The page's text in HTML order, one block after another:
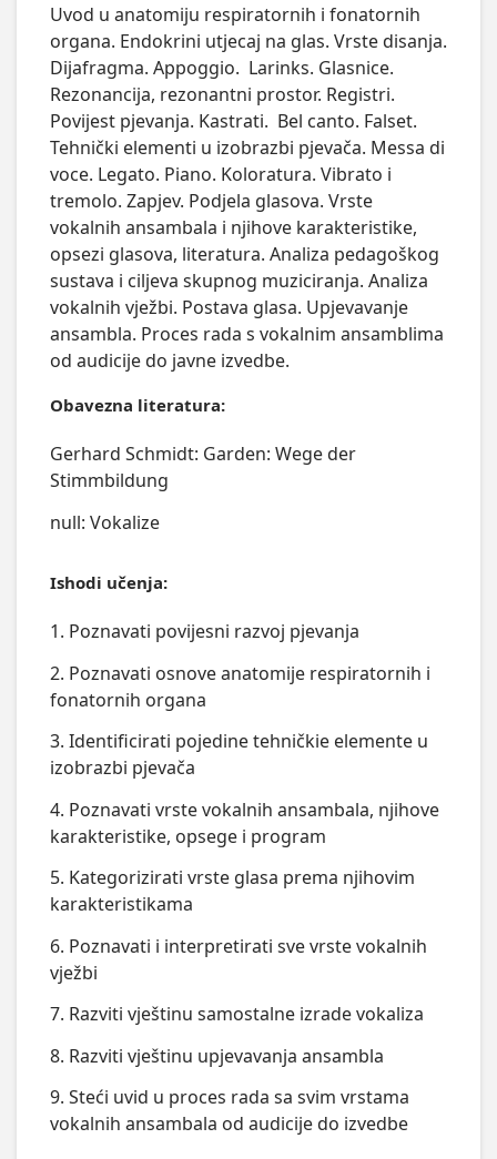
Uvod u anatomiju respiratornih i fonatornih
organa. Endokrini utjecaj na glas. Vrste disanja.
Dijafragma. Appoggio.  Larinks. Glasnice.
Rezonancija, rezonantni prostor. Registri.
Povijest pjevanja. Kastrati.  Bel canto. Falset.
Tehnički elementi u izobrazbi pjevača. Messa di
voce. Legato. Piano. Koloratura. Vibrato i
tremolo. Zapjev. Podjela glasova. Vrste
vokalnih ansambala i njihove karakteristike,
opsezi glasova, literatura. Analiza pedagoškog
sustava i ciljeva skupnog muziciranja. Analiza
vokalnih vježbi. Postava glasa. Upjevavanje
ansambla. Proces rada s vokalnim ansamblima
od audicije do javne izvedbe.
Obavezna literatura:
Gerhard Schmidt: Garden: Wege der
Stimmbildung
null: Vokalize
Ishodi učenja:
1. Poznavati povijesni razvoj pjevanja
2. Poznavati osnove anatomije respiratornih i
fonatornih organa
3. Identificirati pojedine tehničkie elemente u
izobrazbi pjevača
4. Poznavati vrste vokalnih ansambala, njihove
karakteristike, opsege i program
5. Kategorizirati vrste glasa prema njihovim
karakteristikama
6. Poznavati i interpretirati sve vrste vokalnih
vježbi
7. Razviti vještinu samostalne izrade vokaliza
8. Razviti vještinu upjevavanja ansambla
9. Steći uvid u proces rada sa svim vrstama
vokalnih ansambala od audicije do izvedbe